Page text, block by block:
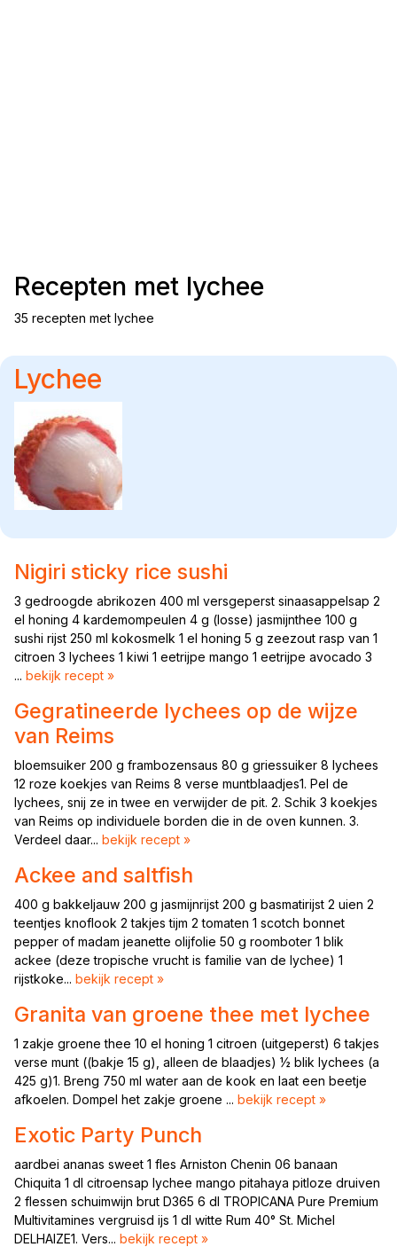
Recepten met lychee
35 recepten met lychee
Lychee
Nigiri sticky rice sushi
3 gedroogde abrikozen 400 ml versgeperst sinaasappelsap 2
el honing 4 kardemompeulen 4 g (losse) jasmijnthee 100 g
sushi rijst 250 ml kokosmelk 1 el honing 5 g zeezout rasp van 1
citroen 3 lychees 1 kiwi 1 eetrijpe mango 1 eetrijpe avocado 3
... bekijk recept »
Gegratineerde lychees op de wijze
van Reims
bloemsuiker 200 g frambozensaus 80 g griessuiker 8 lychees
12 roze koekjes van Reims 8 verse muntblaadjes1. Pel de
lychees, snij ze in twee en verwijder de pit. 2. Schik 3 koekjes
van Reims op individuele borden die in de oven kunnen. 3.
Verdeel daar... bekijk recept »
Ackee and saltfish
400 g bakkeljauw 200 g jasmijnrijst 200 g basmatirijst 2 uien 2
teentjes knoflook 2 takjes tijm 2 tomaten 1 scotch bonnet
pepper of madam jeanette olijfolie 50 g roomboter 1 blik
ackee (deze tropische vrucht is familie van de lychee) 1
rijstkoke... bekijk recept »
Granita van groene thee met lychee
1 zakje groene thee 10 el honing 1 citroen (uitgeperst) 6 takjes
verse munt ((bakje 15 g), alleen de blaadjes) ½ blik lychees (a
425 g)1. Breng 750 ml water aan de kook en laat een beetje
afkoelen. Dompel het zakje groene ... bekijk recept »
Exotic Party Punch
aardbei ananas sweet 1 fles Arniston Chenin 06 banaan
Chiquita 1 dl citroensap lychee mango pitahaya pitloze druiven
2 flessen schuimwijn brut D365 6 dl TROPICANA Pure Premium
Multivitamines vergruisd ijs 1 dl witte Rum 40° St. Michel
DELHAIZE1. Vers... bekijk recept »